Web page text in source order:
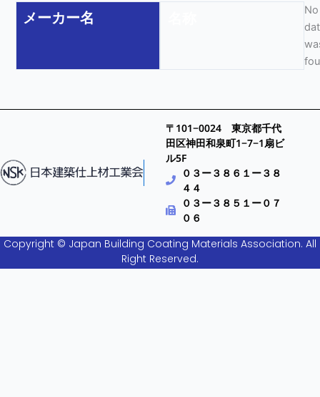
メーカー名
No
〒101−0024 東京都千代
田区神田和泉町1−7−1扇ビ
ル5F
０３ー３８６１ー３８
４４
０３ー３８５１ー０７
０６
Copyright © Japan Building Coating Materials Association. All
Right Reserved.